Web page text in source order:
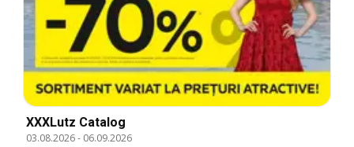
XXXLutz Catalog
03.08.2026- 06.09.2026